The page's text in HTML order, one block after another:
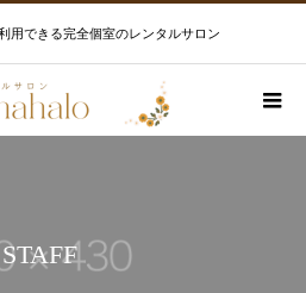
用できる完全個室のレンタルサロン
STAFF